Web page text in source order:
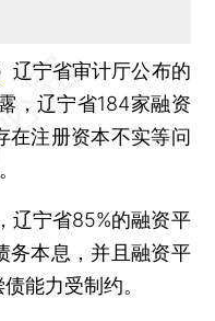
辽宁省审计厅公布的
，辽宁省184家融资
在注册资本不实等问
宁省85%的融资平
务本息，并且融资平
能力受制约。